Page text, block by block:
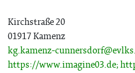
Kirchstraße 20
01917 Kamenz
kg.kamenz-
https://www.imagine03.de;